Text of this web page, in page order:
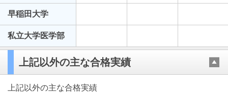
早稲田大学
私立大学医学部
上記以外の主な合格実績
上記以外の主な合格実績